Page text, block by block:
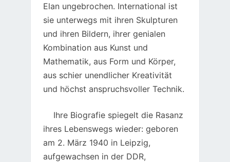
Elan ungebrochen. International ist
sie unterwegs mit ihren Skulpturen
und ihren Bildern, ihrer genialen
Kombination aus Kunst und
Mathematik, aus Form und Körper,
aus schier unendlicher Kreativität
und höchst anspruchsvoller Technik.
Ihre Biografie spiegelt die Rasanz
ihres Lebenswegs wieder: geboren
am 2. März 1940 in Leipzig,
aufgewachsen in der DDR,